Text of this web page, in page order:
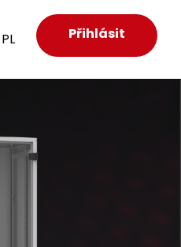
PL Přihlásit